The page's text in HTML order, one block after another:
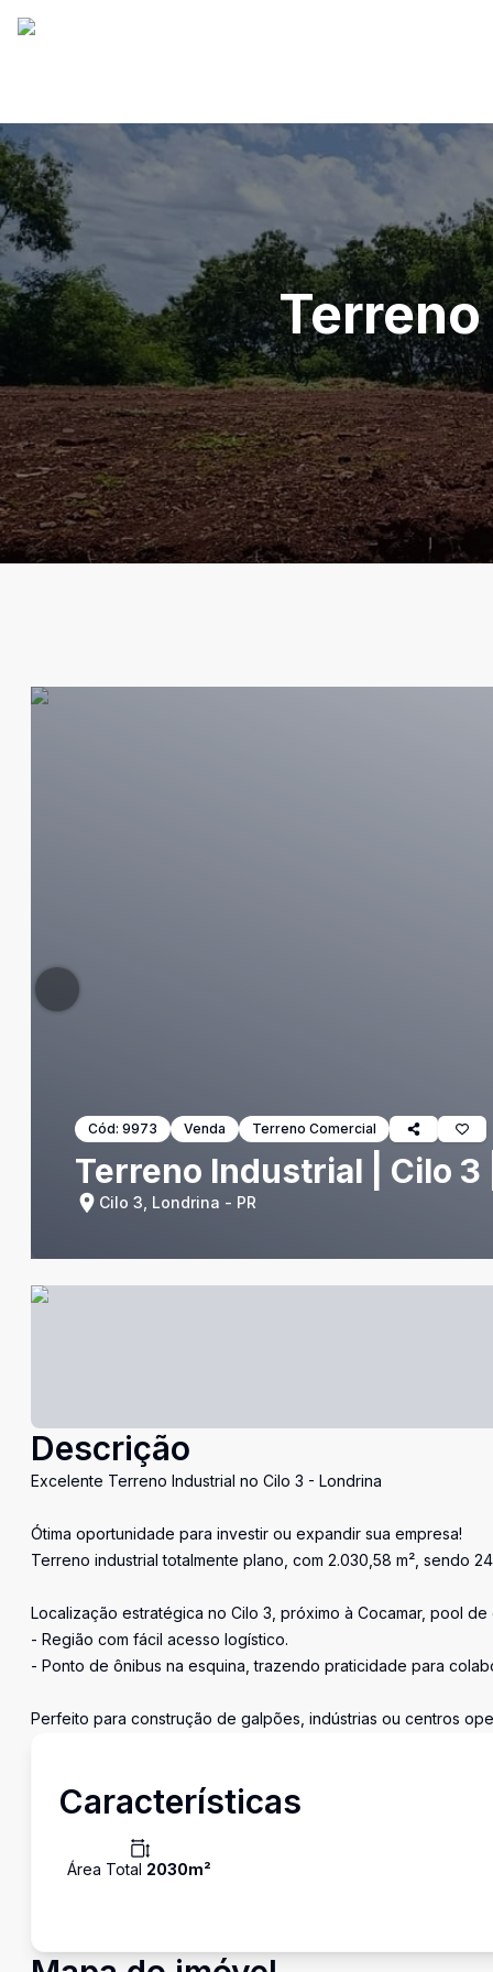
Cód: 9973 Venda Terreno Comercial
Terreno Industrial | Cilo 3
Cilo 3, Londrina - PR
Descrição
Excelente Terreno Industrial no Cilo 3 - Londrina
Ótima oportunidade para investir ou expandir sua empresa!
Terreno industrial totalmente plano, com 2.030,58 m², sendo
Localização estratégica no Cilo 3, próximo à Cocamar, pool
- Região com fácil acesso logístico.
- Ponto de ônibus na esquina, trazendo praticidade para
Perfeito para construção de galpões, indústrias ou centros
Características
Área Total 2030m²